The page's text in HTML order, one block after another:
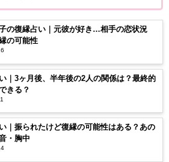
の復縁占い｜元彼が好き…相手の恋状況
の可能性
｜3ヶ月後、半年後の2人の関係は？最終的
きる？
｜振られたけど復縁の可能性はある？あの
・胸中